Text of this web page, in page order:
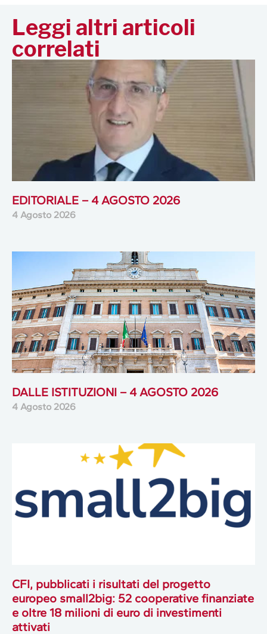
Leggi altri articoli
correlati
EDITORIALE – 4 AGOSTO 2026
4 Agosto 2026
DALLE ISTITUZIONI – 4 AGOSTO 2026
4 Agosto 2026
CFI, pubblicati i risultati del progetto
europeo small2big: 52 cooperative finanziate
e oltre 18 milioni di euro di investimenti
attivati